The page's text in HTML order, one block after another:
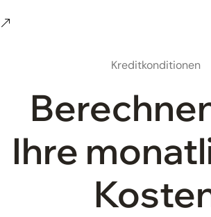
Kreditkonditionen
Ihre